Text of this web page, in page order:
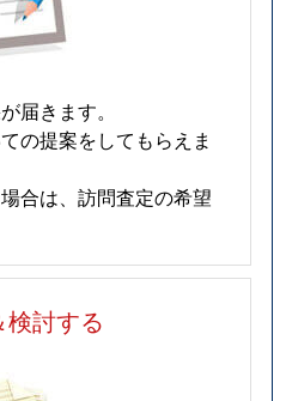
届きます。
の提案をしてもらえま
合は、訪問査定の希望
検討する